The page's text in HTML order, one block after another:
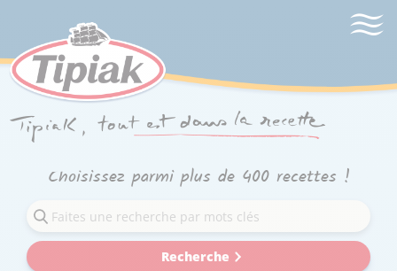
Choisissez parmi plus de 400 recettes !
Recherche